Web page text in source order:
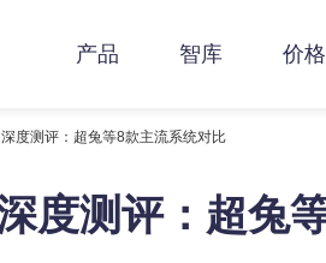
产品 智库 价格
度测评：超兔等8款主流系统对比
度测评：超兔